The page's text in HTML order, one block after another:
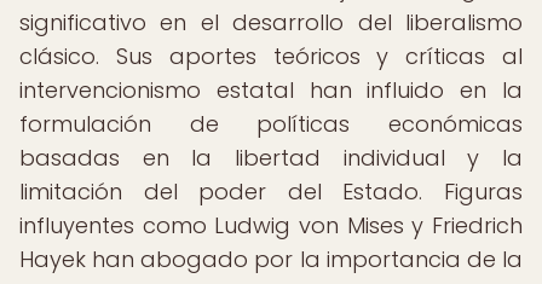
significativo en el desarrollo del liberalismo
clásico. Sus aportes teóricos y críticas al
intervencionismo estatal han influido en la
formulación de políticas económicas
basadas en la libertad individual y la
limitación del poder del Estado. Figuras
influyentes como Ludwig von Mises y Friedrich
Hayek han abogado por la importancia de la